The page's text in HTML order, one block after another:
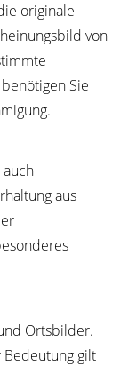
originale
von
Sie
aus
Ortsbilder.
gilt